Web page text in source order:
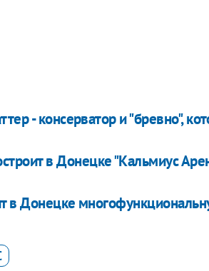
- консерватор и "бревно",
в Донецке "Кальмиус
в Донецке